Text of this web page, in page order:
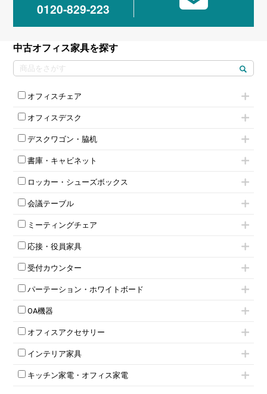
0120-829-223
中古オフィス家具を探す
オフィスチェア
肘付きチェア
肘無しチェア
役員チェア
オフィスチェアその他
オフィスデスク
片袖机
フリーアドレスデスク（ベンチデスク）
昇降デスク
両袖机
デスクワゴン・脇机
インワゴン2段
インワゴン3段
脇机
書庫・キャビネット
ハイキャビネット
ローキャビネット
両開きキャビネット
上下連結キャビネット
軽量ラック（スチールラック）
収納家具その他
両開書庫
ラテラル書庫
ロッカー・シューズボックス
1人用ロッカー
2人用ロッカー
3人用ロッカー
5人用ロッカー
8人用ロッカー
多人数ロッカー
ダイヤル錠ロッカー
ダイヤル錠ロッカー
ワードローブ・クローゼット
会議テーブル
ミーティングテーブル
スタッキングテーブル
ネスティングテーブル
カウンターテーブル
T字脚テーブル
会議テーブルW1200～
会議テーブルW1800～
平行スタックテーブル
会議テーブルその他
ミーティングチェア
キャスター付きミーティングチェア
スタッキングミーティングチェア
テーブル付きミーティングチェア
折りたたみミーティングチェア
ハイチェア
ミーティングチェアその他
応接・役員家具
応接セット
応接ソファ
応接チェア
応接・役員家具その他
受付カウンター
ハイカウンター
ローカウンター
ラウンジカウンター
パーテーション・ホワイトボード
パーテーション
自立タイプパーテーション
パーテーションその他
壁掛けホワイトボード
ホワイトボードその他
OA機器
電話機（ビジネスフォン）
シュレッダー
スクリーン
オフィスアクセサリー
チェア用台車
演台・講演台・演説台
防音パネル
インテリア家具
モールドチェア
ダイニングチェア
キッチン家電・オフィス家電